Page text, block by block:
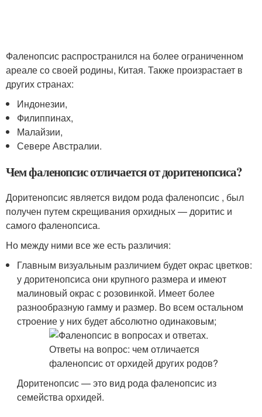
Фаленопсис распространился на более ограниченном
ареале со своей родины, Китая. Также произрастает в
других странах:
Индонезии,
Филиппинах,
Малайзии,
Севере Австралии.
Чем фаленопсис отличается от доритенопсиса?
Доритенопсис является видом рода фаленопсис , был
получен путем скрещивания орхидных — доритис и
самого фаленопсиса.
Но между ними все же есть различия:
Главным визуальным различием будет окрас цветков:
у доритенопсиса они крупного размера и имеют
малиновый окрас с розовинкой. Имеет более
разнообразную гамму и размер. Во всем остальном
строение у них будет абсолютно одинаковым;
Доритенопсис — это вид рода фаленопсис из
семейства орхидей.